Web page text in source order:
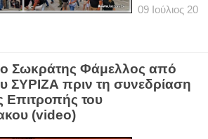
09 Ιούλιος 20
ο Σωκράτης Φάμελλος από
ΣΥΡΙΖΑ πριν τη συνεδρίαση
Επιτροπής του
(video)